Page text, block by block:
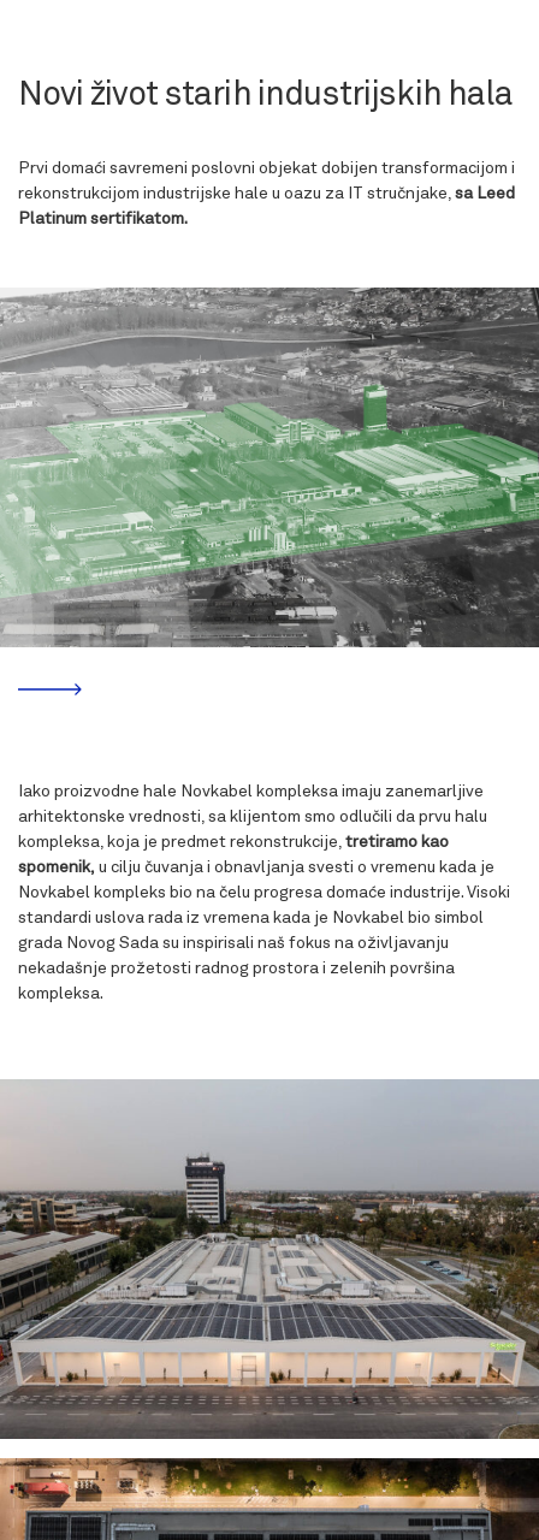
Novi život starih industrijskih hala
Prvi domaći savremeni poslovni objekat dobijen transformacijom i
rekonstrukcijom industrijske hale u oazu za IT stručnjake, sa Leed
Platinum sertifikatom.
Iako proizvodne hale Novkabel kompleksa imaju zanemarljive
arhitektonske vrednosti, sa klijentom smo odlučili da prvu halu
kompleksa, koja je predmet rekonstrukcije, tretiramo kao
spomenik, u cilju čuvanja i obnavljanja svesti o vremenu kada je
Novkabel kompleks bio na čelu progresa domaće industrije. Visoki
standardi uslova rada iz vremena kada je Novkabel bio simbol
grada Novog Sada su inspirisali naš fokus na oživljavanju
nekadašnje prožetosti radnog prostora i zelenih površina
kompleksa.